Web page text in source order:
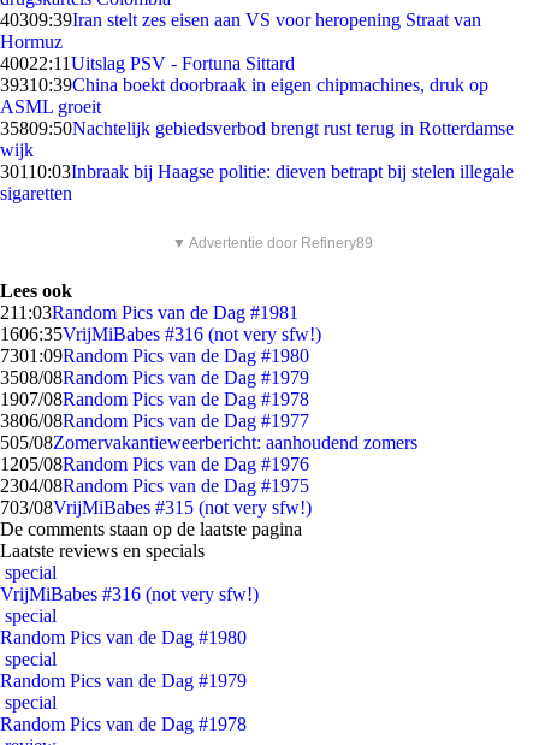
40309:39Iran stelt zes eisen aan VS voor heropening Straat van
Hormuz
40022:11Uitslag PSV - Fortuna Sittard
39310:39China boekt doorbraak in eigen chipmachines, druk op
ASML groeit
35809:50Nachtelijk gebiedsverbod brengt rust terug in Rotterdamse
wijk
30110:03Inbraak bij Haagse politie: dieven betrapt bij stelen illegale
sigaretten
▼ Advertentie door Refinery89
Lees ook
211:03Random Pics van de Dag #1981
1606:35VrijMiBabes #316 (not very sfw!)
7301:09Random Pics van de Dag #1980
3508/08Random Pics van de Dag #1979
1907/08Random Pics van de Dag #1978
3806/08Random Pics van de Dag #1977
505/08Zomervakantieweerbericht: aanhoudend zomers
1205/08Random Pics van de Dag #1976
2304/08Random Pics van de Dag #1975
703/08VrijMiBabes #315 (not very sfw!)
De comments staan op de laatste pagina
Laatste reviews en specials
special
VrijMiBabes #316 (not very sfw!)
special
Random Pics van de Dag #1980
special
Random Pics van de Dag #1979
special
Random Pics van de Dag #1978